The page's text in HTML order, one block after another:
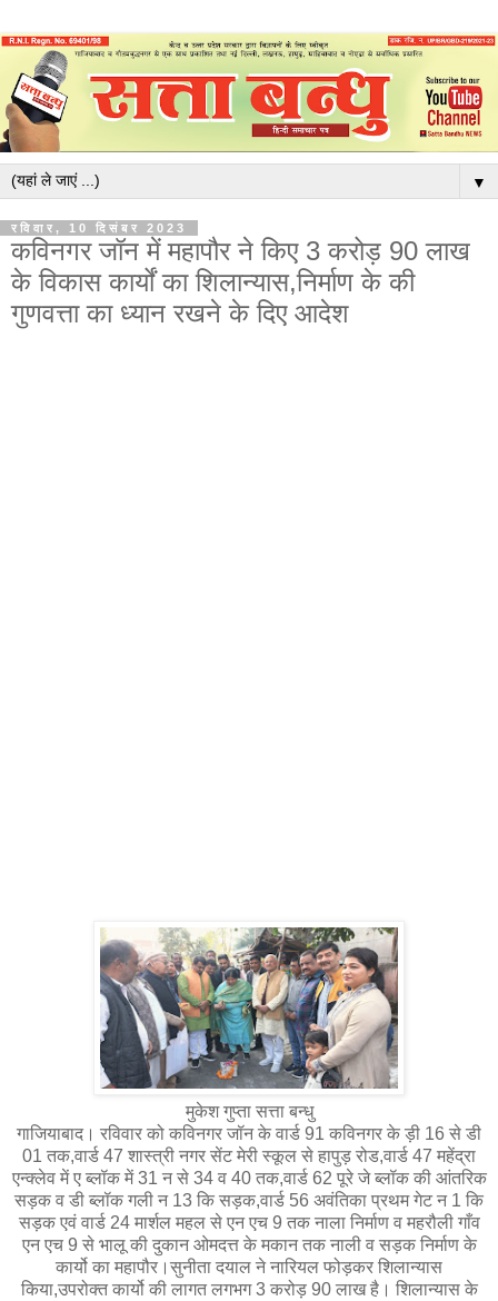
▼
रविवार, 10 दिसंबर 2023
कविनगर जॉन में महापौर ने किए 3 करोड़ 90 लाख
के विकास कार्यों का शिलान्यास,निर्माण के की
गुणवत्ता का ध्यान रखने के दिए आदेश
मुकेश गुप्ता सत्ता बन्धु
गाजियाबाद। रविवार को कविनगर जॉन के वार्ड 91 कविनगर के ड़ी 16 से डी
01 तक,वार्ड 47 शास्त्री नगर सेंट मेरी स्कूल से हापुड़ रोड,वार्ड 47 महेंद्रा
एन्क्लेव में ए ब्लॉक में 31 न से 34 व 40 तक,वार्ड 62 पूरे जे ब्लॉक की आंतरिक
सड़क व डी ब्लॉक गली न 13 कि सड़क,वार्ड 56 अवंतिका प्रथम गेट न 1 कि
सड़क एवं वार्ड 24 मार्शल महल से एन एच 9 तक नाला निर्माण व महरौली गाँव
एन एच 9 से भालू की दुकान ओमदत्त के मकान तक नाली व सड़क निर्माण के
कार्यो का महापौर।सुनीता दयाल ने नारियल फोड़कर शिलान्यास
किया,उपरोक्त कार्यो की लागत लगभग 3 करोड़ 90 लाख है। शिलान्यास के